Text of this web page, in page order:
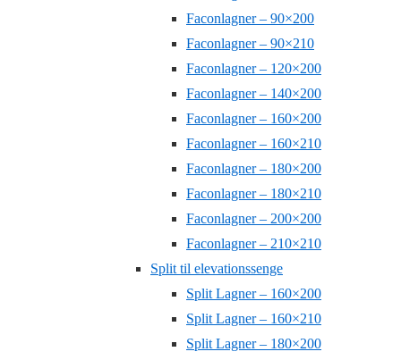
Faconlagner – 90×200
Faconlagner – 90×210
Faconlagner – 120×200
Faconlagner – 140×200
Faconlagner – 160×200
Faconlagner – 160×210
Faconlagner – 180×200
Faconlagner – 180×210
Faconlagner – 200×200
Faconlagner – 210×210
Split til elevationssenge
Split Lagner – 160×200
Split Lagner – 160×210
Split Lagner – 180×200